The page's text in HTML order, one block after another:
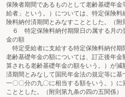
保険者期間であるものとして老齢基礎年
給者」という。）については、特定保険
険料納付済期間とみなすこととした。（附
６ 特定保険料納付期限日の属する月の
金の額
特定受給者に支給する特定保険料納付期
老齢基礎年金の額については、訂正後年
算される老齢基礎年金の額をいう。）が
済期間とみなして国民年金法の規定等に
一〇〇分の九〇に相当する額をいう。）
こととした。（附則第九条の四の五関係）